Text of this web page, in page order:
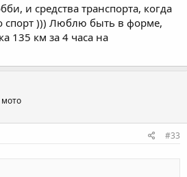
и средства транспорта, когда
спорт ))) Люблю быть в форме,
135 км за 4 часа на
#33